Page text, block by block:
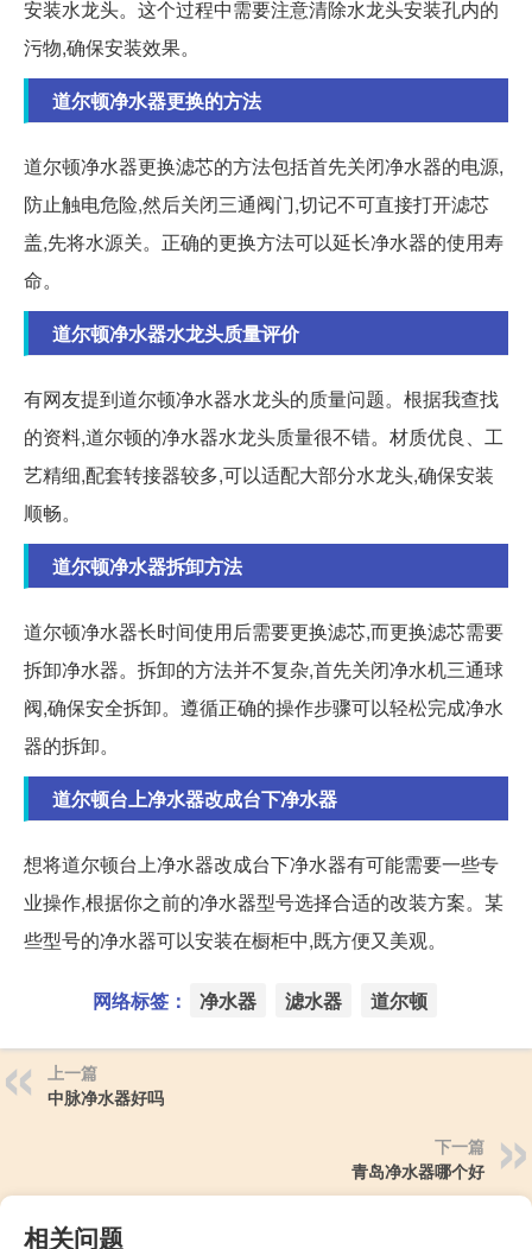
安装水龙头。这个过程中需要注意清除水龙头安装孔内的
污物,确保安装效果。
道尔顿净水器更换的方法
道尔顿净水器更换滤芯的方法包括首先关闭净水器的电源,
防止触电危险,然后关闭三通阀门,切记不可直接打开滤芯
盖,先将水源关。正确的更换方法可以延长净水器的使用寿
命。
道尔顿净水器水龙头质量评价
有网友提到道尔顿净水器水龙头的质量问题。根据我查找
的资料,道尔顿的净水器水龙头质量很不错。材质优良、工
艺精细,配套转接器较多,可以适配大部分水龙头,确保安装
顺畅。
道尔顿净水器拆卸方法
道尔顿净水器长时间使用后需要更换滤芯,而更换滤芯需要
拆卸净水器。拆卸的方法并不复杂,首先关闭净水机三通球
阀,确保安全拆卸。遵循正确的操作步骤可以轻松完成净水
器的拆卸。
道尔顿台上净水器改成台下净水器
想将道尔顿台上净水器改成台下净水器有可能需要一些专
业操作,根据你之前的净水器型号选择合适的改装方案。某
些型号的净水器可以安装在橱柜中,既方便又美观。
网络标签： 净水器 滤水器 道尔顿
上一篇
中脉净水器好吗
下一篇
青岛净水器哪个好
相关问题